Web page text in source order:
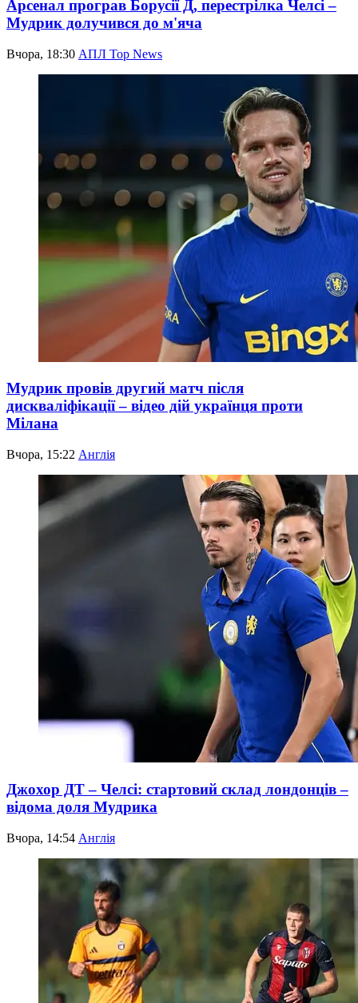
Арсенал програв Борусії Д, перестрілка Челсі –
Мудрик долучився до м'яча
Вчора, 18:30 АПЛ Top News
Мудрик провів другий матч після
дискваліфікації – відео дій українця проти
Мілана
Вчора, 15:22 Англія
Джохор ДТ – Челсі: стартовий склад лондонців –
відома доля Мудрика
Вчора, 14:54 Англія